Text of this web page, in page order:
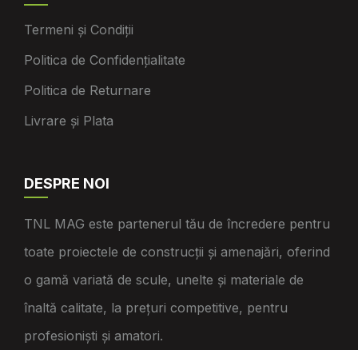
Termeni și Condiții
Politica de Confidențialitate
Politica de Returnare
Livrare și Plata
DESPRE NOI
TNL MAG este partenerul tău de încredere pentru
toate proiectele de construcții și amenajări, oferind
o gamă variată de scule, unelte și materiale de
înaltă calitate, la prețuri competitive, pentru
profesioniști și amatori.